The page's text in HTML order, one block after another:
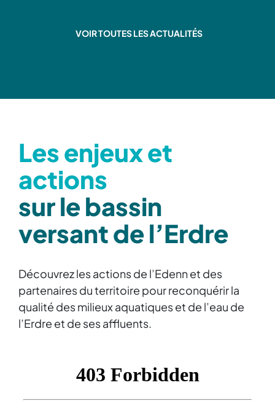
VOIR TOUTES LES ACTUALITÉS
Les enjeux et
actions
sur le bassin
versant de l’Erdre
Découvrez les actions de l’Edenn et des
partenaires du territoire pour reconquérir la
qualité des milieux aquatiques et de l’eau de
l’Erdre et de ses affluents.